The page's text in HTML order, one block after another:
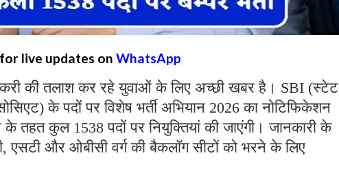
live updates on WhatsApp
की तलाश कर रहे युवाओं के लिए अच्छी खबर है। SBI (स्टेट
के पदों पर विशेष भर्ती अभियान 2026 का नोटिफिकेशन
के तहत कुल 1538 पदों पर नियुक्तियां की जाएंगी। जानकारी के
एसटी और ओबीसी वर्ग की बैकलॉग सीटों को भरने के लिए